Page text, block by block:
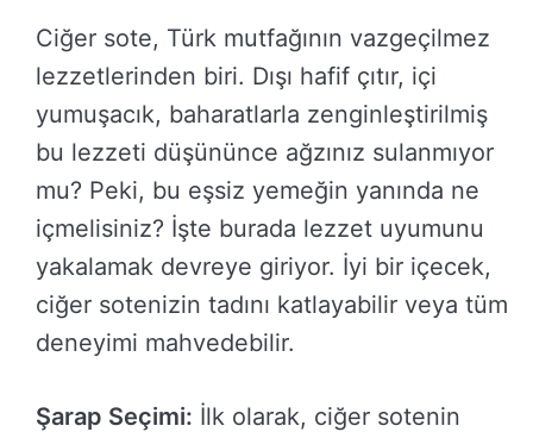
Ciğer sote, Türk mutfağının vazgeçilmez
lezzetlerinden biri. Dışı hafif çıtır, içi
yumuşacık, baharatlarla zenginleştirilmiş
bu lezzeti düşününce ağzınız sulanmıyor
mu? Peki, bu eşsiz yemeğin yanında ne
içmelisiniz? İşte burada lezzet uyumunu
yakalamak devreye giriyor. İyi bir içecek,
ciğer sotenizin tadını katlayabilir veya tüm
deneyimi mahvedebilir.
Şarap Seçimi: İlk olarak, ciğer sotenin